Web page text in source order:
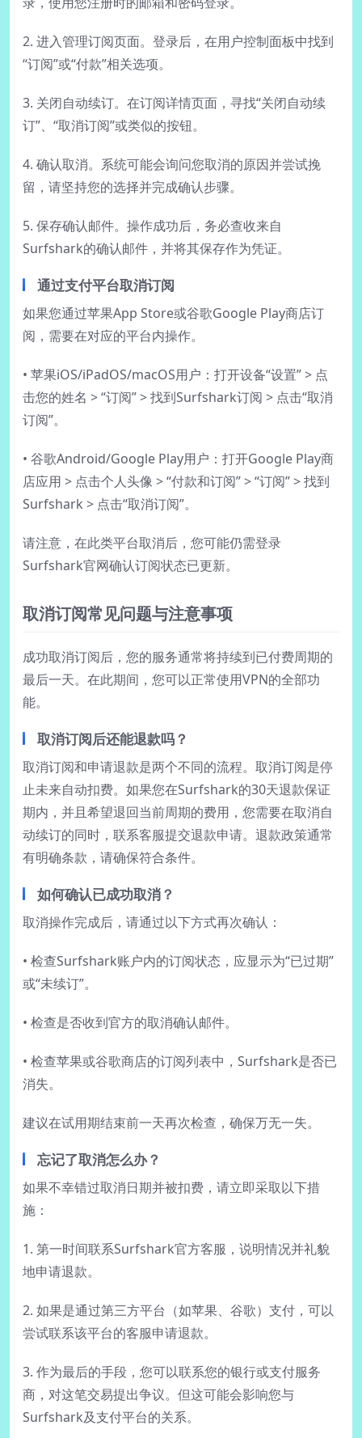
2. 进入管理订阅页面。登录后，在用户控制面板中找到
“订阅”或“付款”相关选项。
3. 关闭自动续订。在订阅详情页面，寻找“关闭自动续
订”、“取消订阅”或类似的按钮。
4. 确认取消。系统可能会询问您取消的原因并尝试挽
留，请坚持您的选择并完成确认步骤。
5. 保存确认邮件。操作成功后，务必查收来自
Surfshark的确认邮件，并将其保存作为凭证。
通过支付平台取消订阅
如果您通过苹果App Store或谷歌Google Play商店订
阅，需要在对应的平台内操作。
• 苹果iOS/iPadOS/macOS用户：打开设备“设置” > 点
击您的姓名 > “订阅” > 找到Surfshark订阅 > 点击“取消
订阅”。
• 谷歌Android/Google Play用户：打开Google Play商
店应用 > 点击个人头像 > “付款和订阅” > “订阅” > 找到
Surfshark > 点击“取消订阅”。
请注意，在此类平台取消后，您可能仍需登录
Surfshark官网确认订阅状态已更新。
取消订阅常见问题与注意事项
成功取消订阅后，您的服务通常将持续到已付费周期的
最后一天。在此期间，您可以正常使用VPN的全部功
能。
取消订阅后还能退款吗？
取消订阅和申请退款是两个不同的流程。取消订阅是停
止未来自动扣费。如果您在Surfshark的30天退款保证
期内，并且希望退回当前周期的费用，您需要在取消自
动续订的同时，联系客服提交退款申请。退款政策通常
有明确条款，请确保符合条件。
如何确认已成功取消？
取消操作完成后，请通过以下方式再次确认：
• 检查Surfshark账户内的订阅状态，应显示为“已过期”
或“未续订”。
• 检查是否收到官方的取消确认邮件。
• 检查苹果或谷歌商店的订阅列表中，Surfshark是否已
消失。
建议在试用期结束前一天再次检查，确保万无一失。
忘记了取消怎么办？
如果不幸错过取消日期并被扣费，请立即采取以下措
施：
1. 第一时间联系Surfshark官方客服，说明情况并礼貌
地申请退款。
2. 如果是通过第三方平台（如苹果、谷歌）支付，可以
尝试联系该平台的客服申请退款。
3. 作为最后的手段，您可以联系您的银行或支付服务
商，对这笔交易提出争议。但这可能会影响您与
Surfshark及支付平台的关系。